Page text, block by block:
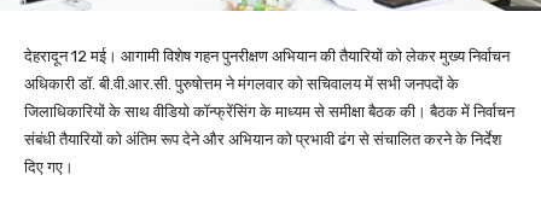
देहरादून 12 मई। आगामी विशेष गहन पुनरीक्षण अभियान की तैयारियों को लेकर मुख्य निर्वाचन
अधिकारी डॉ. बी.वी.आर.सी. पुरुषोत्तम ने मंगलवार को सचिवालय में सभी जनपदों के
जिलाधिकारियों के साथ वीडियो कॉन्फ्रेंसिंग के माध्यम से समीक्षा बैठक की। बैठक में निर्वाचन
संबंधी तैयारियों को अंतिम रूप देने और अभियान को प्रभावी ढंग से संचालित करने के निर्देश
दिए गए।